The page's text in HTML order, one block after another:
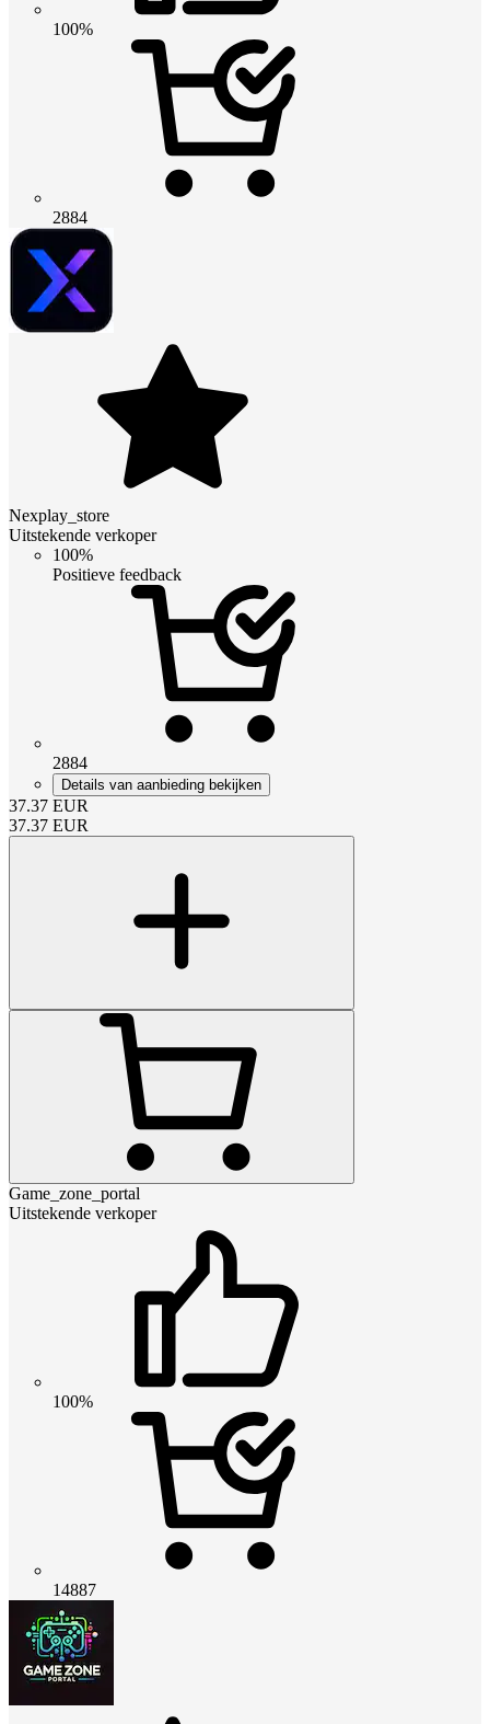
100%
2884
Nexplay_store
Uitstekende verkoper
100%
Positieve feedback
2884
Details van aanbieding bekijken
37.37 EUR
37.37 EUR
Game_zone_portal
Uitstekende verkoper
100%
14887